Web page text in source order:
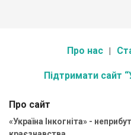
Про нас
Підтримати сайт
Про сайт
«Україна Інкогніта» -